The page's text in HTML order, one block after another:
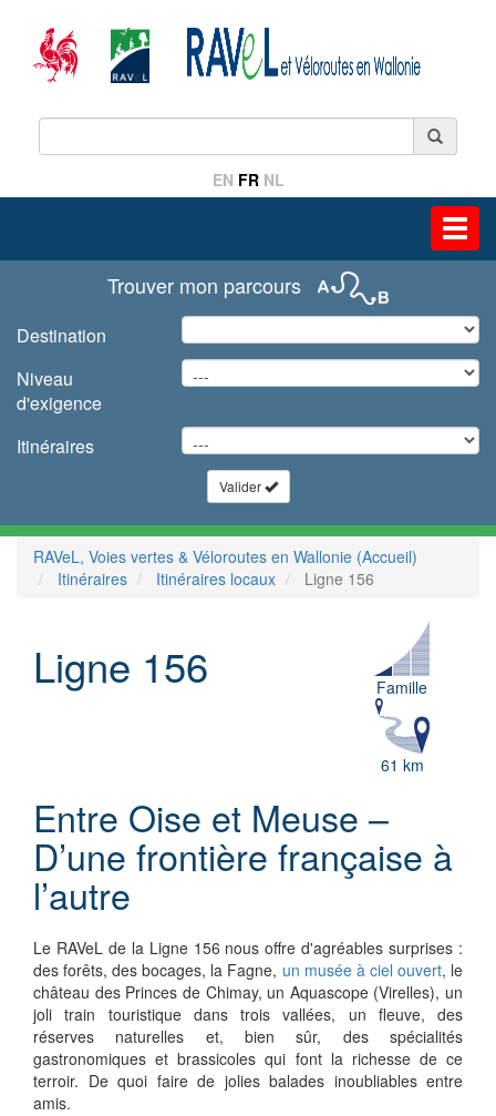
EN FR NL
Trouver mon parcours
Destination
Niveau
d'exigence
Itinéraires
Valider
RAVeL, Voies vertes & Véloroutes en Wallonie (Accueil)
Itinéraires
Itinéraires locaux Ligne 156
Ligne 156 Famille
61 km
Entre Oise et Meuse –
D’une frontière française à
l’autre
Le RAVeL de la Ligne 156 nous offre d'agréables surprises :
des forêts, des bocages, la Fagne, un musée à ciel ouvert, le
château des Princes de Chimay, un Aquascope (Virelles), un
joli train touristique dans trois vallées, un fleuve, des
réserves naturelles et, bien sûr, des spécialités
gastronomiques et brassicoles qui font la richesse de ce
terroir. De quoi faire de jolies balades inoubliables entre
amis.